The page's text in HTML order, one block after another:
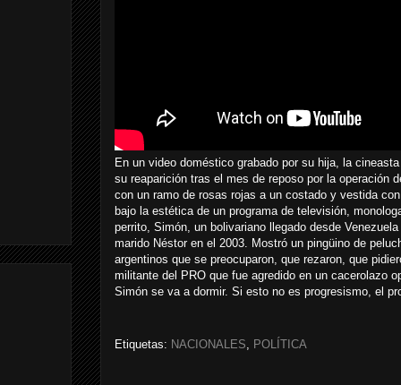
En un video doméstico grabado por su hija, la
su reaparición tras el mes de reposo por la operación
con un ramo de rosas rojas a un costado y vestida
bajo la estética de un programa de televisión,
perrito, Simón, un bolivariano llegado desde
marido Néstor en el 2003. Mostró un pingüino de
argentinos que se preocuparon, que rezaron, que
militante del PRO que fue agredido en un cacerolazo
Simón se va a dormir. Si esto no es progresismo, el
Etiquetas: NACIONALES POLÍTICA